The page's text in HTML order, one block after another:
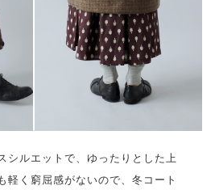
シルエットで、ゆったりとした上
軽く窮屈感がないので、冬コート